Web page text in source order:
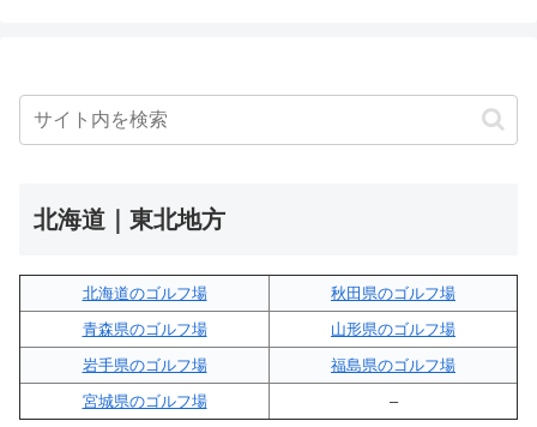
北海道｜東北地方
北海道のゴルフ場
秋田県のゴルフ場
青森県のゴルフ場
山形県のゴルフ場
岩手県のゴルフ場
福島県のゴルフ場
宮城県のゴルフ場
–